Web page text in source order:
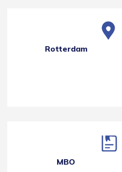
Rotterdam
MBO